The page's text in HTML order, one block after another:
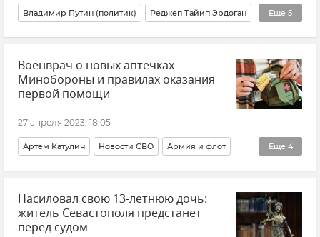
Еще 5
Владимир Путин (политик) Реджеп Тайип Эрдоган
Турция АЭС "Аккую" Новости Политика
В мире
Военврач о новых аптечках
Минобороны и правилах оказания
первой помощи
27 апреля 2023, 18:05
Еще 4
Артем Катулин Новости СВО Армия и флот
Вооруженные силы России
Центр тактической медицины Здоровье
Мнения
Насиловал свою 13-летнюю дочь:
житель Севастополя предстанет
перед судом